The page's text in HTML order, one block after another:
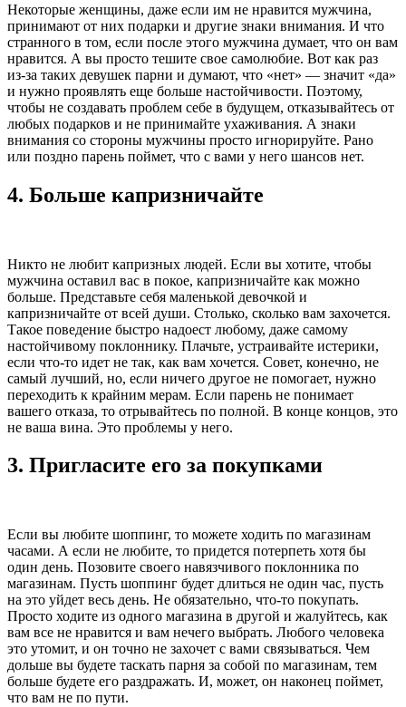
Некоторые женщины, даже если им не нравится мужчина,
принимают от них подарки и другие знаки внимания. И что
странного в том, если после этого мужчина думает, что он вам
нравится. А вы просто тешите свое самолюбие. Вот как раз
из-за таких девушек парни и думают, что «нет» — значит «да»
и нужно проявлять еще больше настойчивости. Поэтому,
чтобы не создавать проблем себе в будущем, отказывайтесь от
любых подарков и не принимайте ухаживания. А знаки
внимания со стороны мужчины просто игнорируйте. Рано
или поздно парень поймет, что с вами у него шансов нет.
4. Больше капризничайте
Никто не любит капризных людей. Если вы хотите, чтобы
мужчина оставил вас в покое, капризничайте как можно
больше. Представьте себя маленькой девочкой и
капризничайте от всей души. Столько, сколько вам захочется.
Такое поведение быстро надоест любому, даже самому
настойчивому поклоннику. Плачьте, устраивайте истерики,
если что-то идет не так, как вам хочется. Совет, конечно, не
самый лучший, но, если ничего другое не помогает, нужно
переходить к крайним мерам. Если парень не понимает
вашего отказа, то отрывайтесь по полной. В конце концов, это
не ваша вина. Это проблемы у него.
3. Пригласите его за покупками
Если вы любите шоппинг, то можете ходить по магазинам
часами. А если не любите, то придется потерпеть хотя бы
один день. Позовите своего навязчивого поклонника по
магазинам. Пусть шоппинг будет длиться не один час, пусть
на это уйдет весь день. Не обязательно, что-то покупать.
Просто ходите из одного магазина в другой и жалуйтесь, как
вам все не нравится и вам нечего выбрать. Любого человека
это утомит, и он точно не захочет с вами связываться. Чем
дольше вы будете таскать парня за собой по магазинам, тем
больше будете его раздражать. И, может, он наконец поймет,
что вам не по пути.